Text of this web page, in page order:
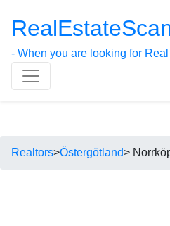
- When you are looking for
Realtors>Östergötland>